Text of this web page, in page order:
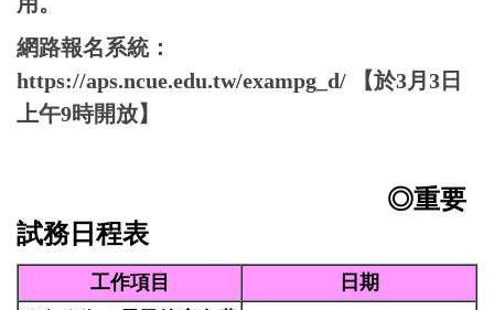
網路報名系統：
https://aps.ncue.edu.tw/exampg_d/ 【於3月3日
上午9時開放】
◎重要
試務日程表
工作項目
日期